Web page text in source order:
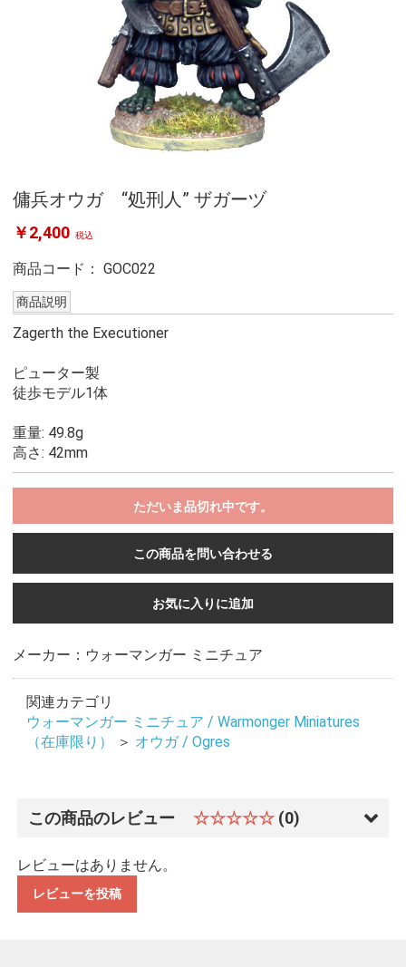
傭兵オウガ “処刑人” ザガーヅ
￥2,400 税込
商品コード： GOC022
商品説明
Zagerth the Executioner
ピューター製
徒歩モデル1体
重量: 49.8g
高さ: 42mm
ただいま品切れ中です。
この商品を問い合わせる
お気に入りに追加
メーカー：ウォーマンガー ミニチュア
関連カテゴリ
ウォーマンガー ミニチュア / Warmonger Miniatures
（在庫限り）
＞ オウガ / Ogres
この商品のレビュー ☆☆☆☆☆ (0)
レビューはありません。
レビューを投稿